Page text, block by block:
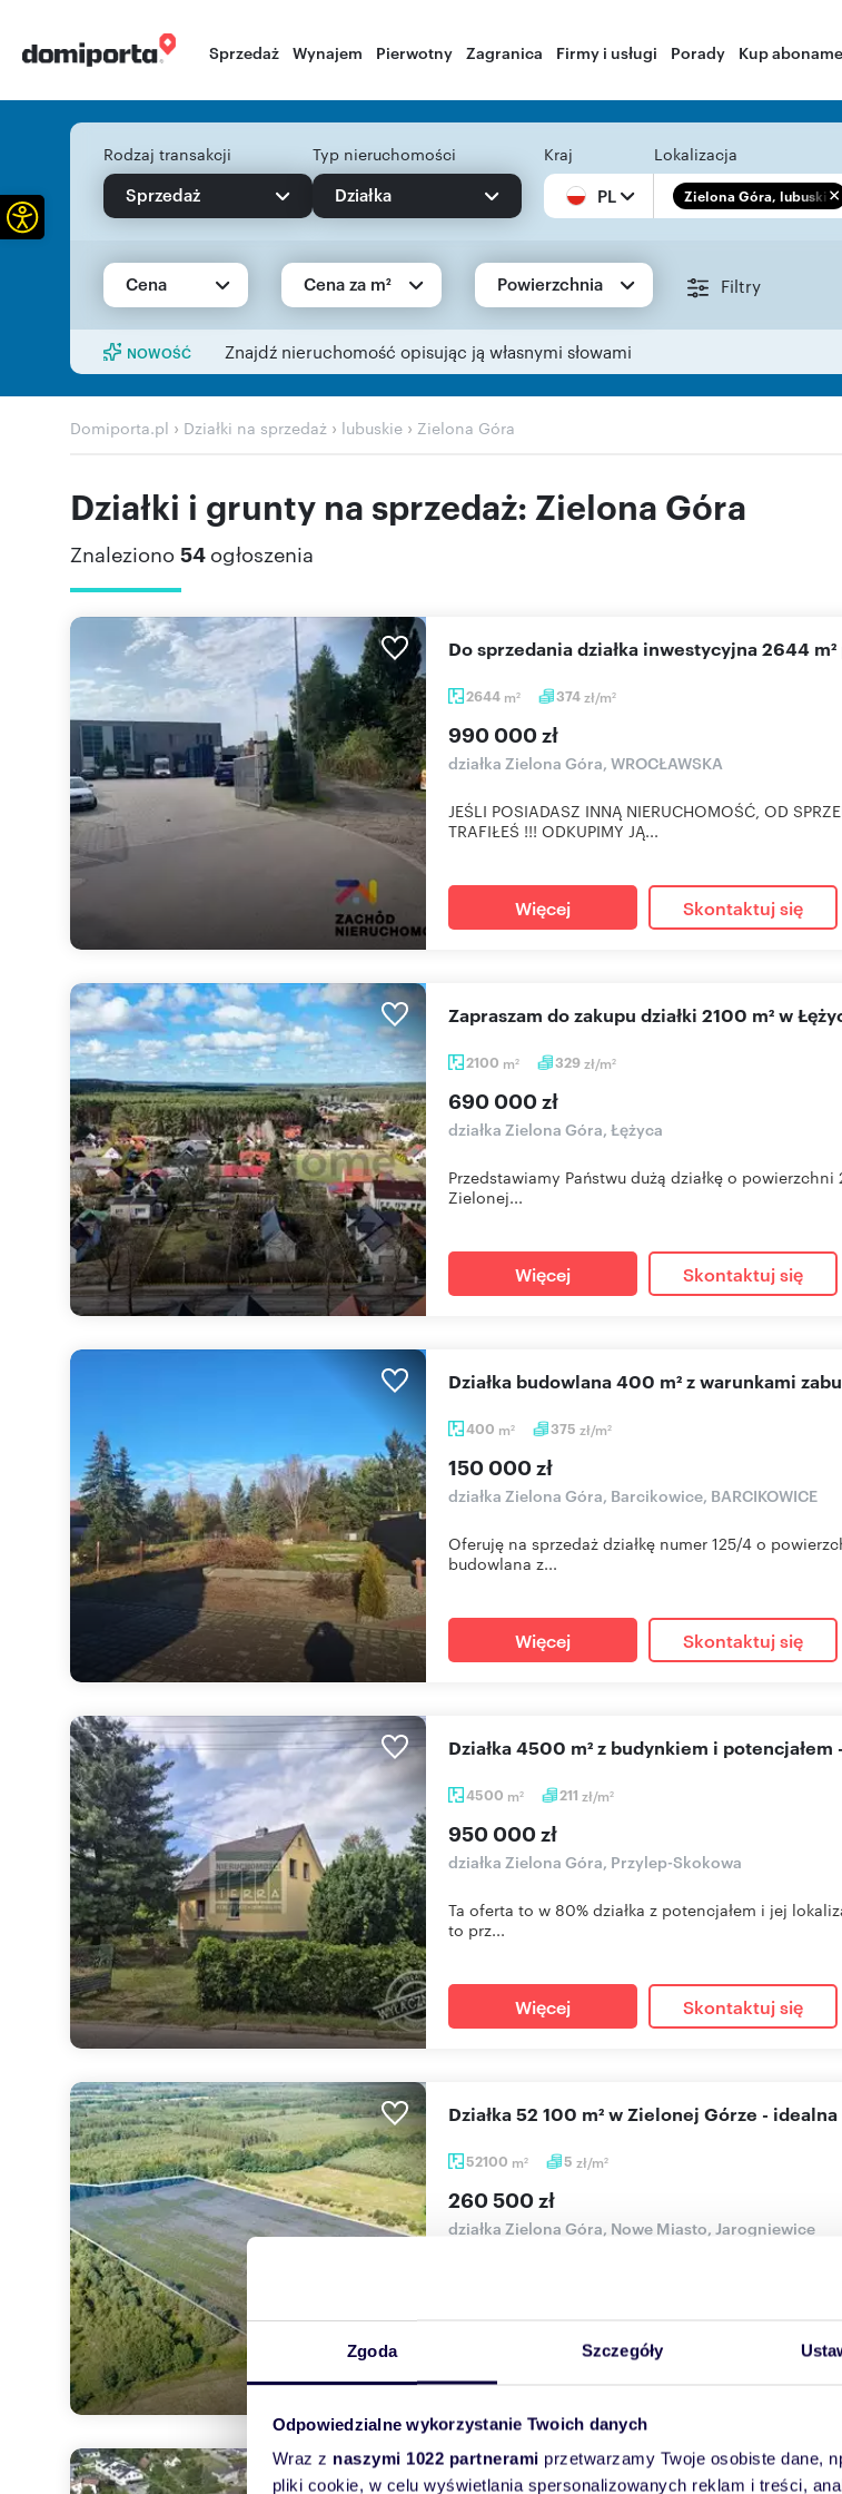
Zgoda Szczegóły
Odpowiedzialne wykorzystanie Twoich danych
Wraz z naszymi 1022 partnerami przetwarzamy Twoje osobiste dane,
pliki cookie, w celu wyświetlania spersonalizowanych reklam i treści,
Sprzedaż Wynajem Pierwotny Zagranica Firmy i usługi Porady Kup
Rodzaj transakcji
Sprzedaż
Typ nieruchomości
Działka
Kraj
PL
Lokalizacja
Zielona Góra, lubuskie
Cena Cena za m² Powierzchnia Filtry
NOWOŚĆ Znajdź nieruchomość opisując ją własnymi słowami
Domiporta.pl › Działki na sprzedaż › lubuskie › Zielona Góra
Działki i grunty na sprzedaż: Zielona Góra
Znaleziono 54 ogłoszenia
2644 m2 374zł/m2
Do sprzedania działka inwestycyjna 2644
990 000 zł
działka Zielona Góra, WROCŁAWSKA
JEŚLI POSIADASZ INNĄ NIERUCHOMOŚĆ, OD
TRAFIŁEŚ !!! ODKUPIMY JĄ...
Więcej Skontaktuj się
2100 m2 329zł/m2
Zapraszam do zakupu działki 2100 m² w
690 000 zł
działka Zielona Góra, Łężyca
Przedstawiamy Państwu dużą działkę o
Zielonej...
Więcej Skontaktuj się
400 m2 375 zł/m2
Działka budowlana 400 m² z warunkami
150 000 zł
działka Zielona Góra, Barcikowice, BARCIKOWICE
Oferuję na sprzedaż działkę numer 125/4 o
budowlana z...
Więcej Skontaktuj się
4500 m2 211 zł/m2
Działka 4500 m² z budynkiem i
950 000 zł
działka Zielona Góra, Przylep-Skokowa
Ta oferta to w 80% działka z potencjałem i jej
to prz...
Więcej Skontaktuj się
52100 m2 5 zł/m2
Działka 52 100 m² w Zielonej Górze -
260 500 zł
działka Zielona Góra, Nowe Miasto, Jarogniewice
WYNAGRODZENIE BIURA POKRYWA
Racula: Działka budowlana 3195 m² z
Otwórz pasek narzędzi